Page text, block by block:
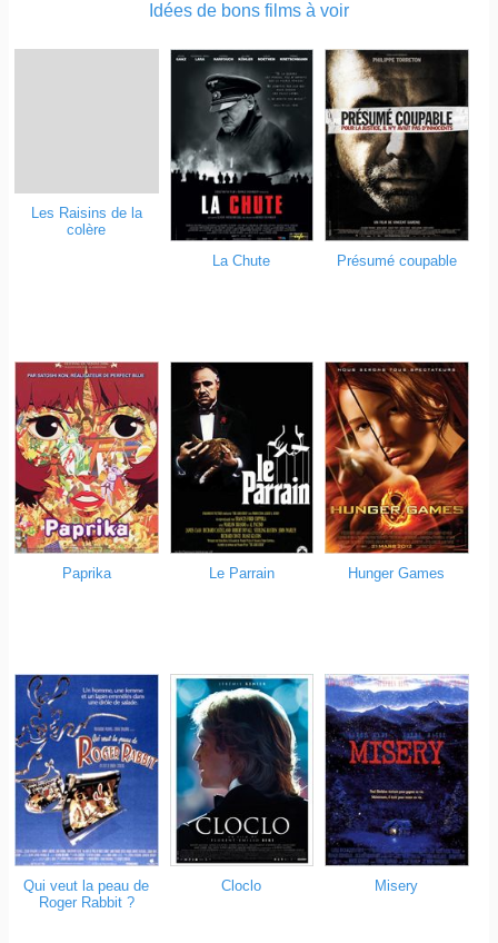
Idées de bons films à voir
Les Raisins de la
colère
La Chute
Présumé coupable
Paprika Le Parrain Hunger Games
Qui veut la peau de
Roger Rabbit ?
Cloclo Misery